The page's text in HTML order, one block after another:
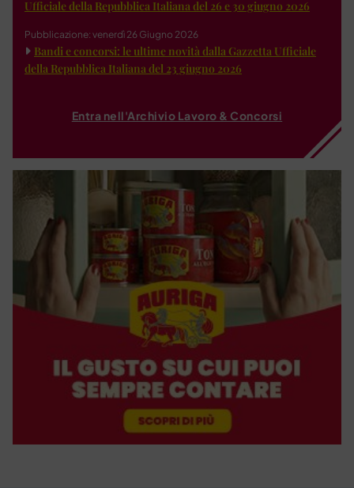
Ufficiale della Repubblica Italiana del 26 e 30 giugno 2026
Pubblicazione: venerdì 26 Giugno 2026
Bandi e concorsi: le ultime novità dalla Gazzetta Ufficiale
della Repubblica Italiana del 23 giugno 2026
Entra nell'Archivio Lavoro & Concorsi